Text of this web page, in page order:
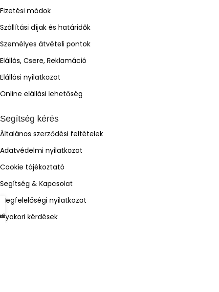
Fizetési módok
Szállítási díjak és határidők
Személyes átvételi pontok
Elállás, Csere, Reklamáció
Elállási nyilatkozat
Online elállási lehetőség
Segítség kérés
Általános szerződési feltételek
Adatvédelmi nyilatkozat
Cookie tájékoztató
Segítség & Kapcsolat
Megfelelőségi nyilatkozat
Gyakori kérdések